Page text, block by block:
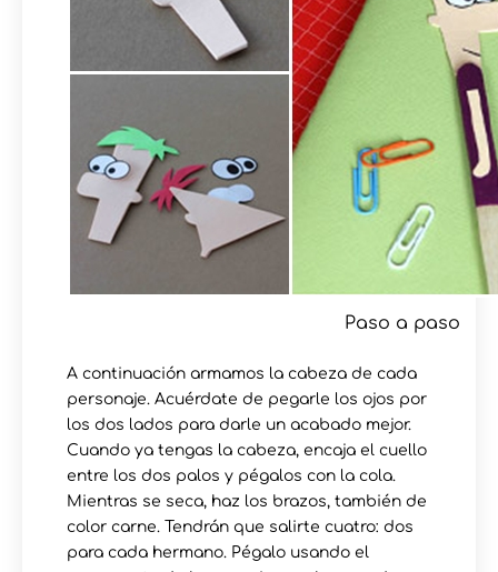
Paso a paso
A continuación armamos la cabeza de cada
personaje. Acuérdate de pegarle los ojos por
los dos lados para darle un acabado mejor.
Cuando ya tengas la cabeza, encaja el cuello
entre los dos palos y pégalos con la cola.
Mientras se seca, haz los brazos, también de
color carne. Tendrán que salirte cuatro: dos
para cada hermano. Pégalo usando el